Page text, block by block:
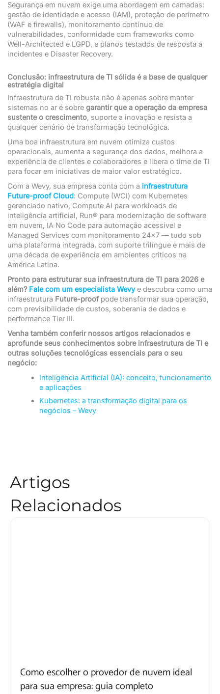
Segurança em nuvem exige uma abordagem em camadas:
gestão de identidade e acesso (IAM), proteção de perímetro
(WAF e firewalls), monitoramento contínuo de
vulnerabilidades, conformidade com frameworks como
Well-Architected e LGPD, e planos testados de resposta a
incidentes e Disaster Recovery.
Conclusão: infraestrutura de TI sólida é a base de qualquer
estratégia digital
Infraestrutura de TI robusta não é apenas sobre manter
sistemas no ar é sobre garantir que a operação da empresa
sustente o crescimento, suporte a inovação e resista a
qualquer cenário de transformação tecnológica.
Uma boa infraestrutura em nuvem otimiza custos
operacionais, aumenta a segurança dos dados, melhora a
experiência de clientes e colaboradores e libera o time de TI
para focar em iniciativas de maior valor estratégico.
Com a Wevy, sua empresa conta com a infraestrutura
Future-proof Cloud: Compute (WCI) com Kubernetes
gerenciado nativo, Compute AI para workloads de
inteligência artificial, Run® para modernização de software
em nuvem, IA No Code para automação acessível e
Managed Services com monitoramento 24×7 — tudo sob
uma plataforma integrada, com suporte trilíngue e mais de
uma década de experiência em ambientes críticos na
América Latina.
Pronto para estruturar sua infraestrutura de TI para 2026 e
além? Fale com um especialista Wevye descubra como uma
infraestrutura Future-proof pode transformar sua operação,
com previsibilidade de custos, soberania de dados e
performance Tier III.
Venha também conferir nossos artigos relacionados e
aprofunde seus conhecimentos sobre infraestrutura de TI e
outras soluções tecnológicas essenciais para o seu
negócio:
Inteligência Artificial (IA): conceito, funcionamento
e aplicações
Kubernetes: a transformação digital para os
negócios – Wevy
Artigos
Relacionados
Como escolher o provedor de nuvem ideal
para sua empresa: guia completo